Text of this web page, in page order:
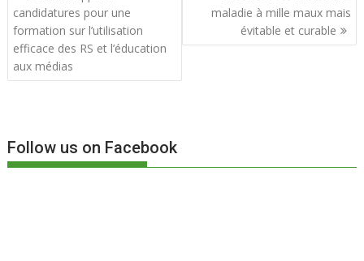
o
k
p
p
de
l’article
candidatures pour une
formation sur l’utilisation
efficace des RS et l’éducation
aux médias
maladie à mille maux mais
évitable et curable
Follow us on Facebook